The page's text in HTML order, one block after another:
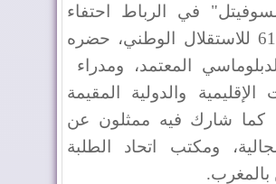
في الرباط احتفاء
بالذكرى 61 للاستقلال الوطني، حضره
المعتمد، ومدراء
الإقليمية والدولية المقيمة
كما شارك فيه ممثلون عن
ومكتب اتحاد الطلبة
بالمغرب.